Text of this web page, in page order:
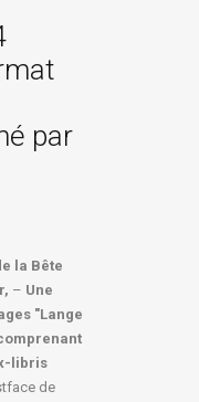
par
la Bête
– Une
"Lange
libris
de